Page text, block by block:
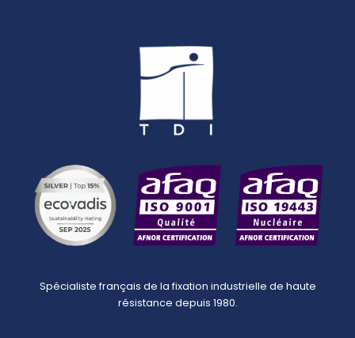
Spécialiste français de la fixation industrielle de haute
résistance depuis 1980.